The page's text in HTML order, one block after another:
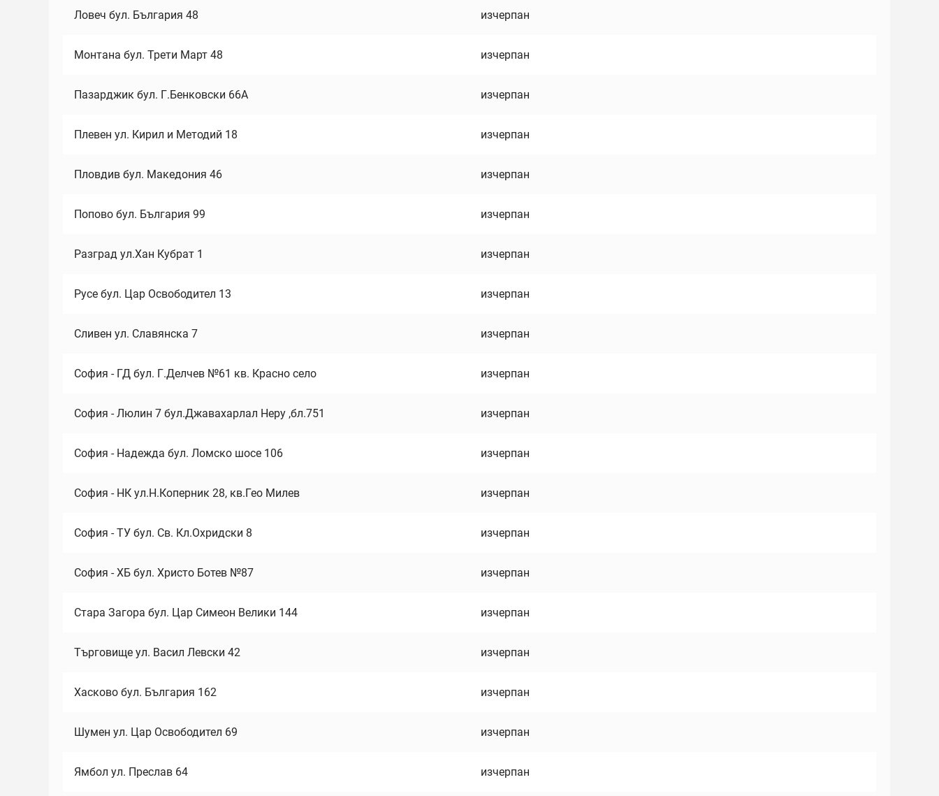
Ловеч бул. България 48 изчерпан
Монтана бул. Трети Март 48 изчерпан
Пазарджик бул. Г.Бенковски 66А изчерпан
Плевен ул. Кирил и Методий 18 изчерпан
Пловдив бул. Македония 46 изчерпан
Попово бул. България 99 изчерпан
Разград ул.Хан Кубрат 1 изчерпан
Русе бул. Цар Освободител 13 изчерпан
Сливен ул. Славянска 7 изчерпан
София - ГД бул. Г.Делчев №61 кв. Красно село изчерпан
София - Люлин 7 бул.Джавахарлал Неру ,бл.751 изчерпан
София - Надежда бул. Ломско шосе 106 изчерпан
София - НК ул.Н.Коперник 28, кв.Гео Милев изчерпан
София - ТУ бул. Св. Кл.Охридски 8 изчерпан
София - ХБ бул. Христо Ботев №87 изчерпан
Стара Загора бул. Цар Симеон Велики 144 изчерпан
Търговище ул. Васил Левски 42 изчерпан
Хасково бул. България 162 изчерпан
Шумен ул. Цар Освободител 69 изчерпан
Ямбол ул. Преслав 64 изчерпан